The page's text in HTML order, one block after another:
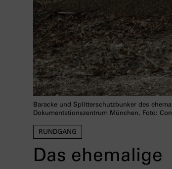
RUNDGANG
Das ehemalige
Baracke und Splitterschutzbunker des
Dokumentationszentrum München, Foto: